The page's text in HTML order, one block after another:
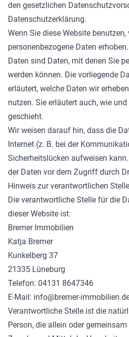
den gesetzlichen
Datenschutzerklärung.
Wenn Sie diese Website
personenbezogene Daten
Daten sind Daten, mit denen Sie
werden können. Die vorliegende
erläutert, welche Daten wir
nutzen. Sie erläutert auch, wie
geschieht.
Wir weisen darauf hin, dass die
Internet (z. B. bei der
Sicherheitslücken aufweisen
der Daten vor dem Zugriff durch
Hinweis zur verantwortlichen Stelle
Die verantwortliche Stelle für die
dieser Website ist:
Bremer Immobilien
Katja Bremer
Kunkelberg 37
21335 Lüneburg
Telefon: 04131 8647346
E-Mail: info@bremer-
Verantwortliche Stelle ist die
Person, die allein oder